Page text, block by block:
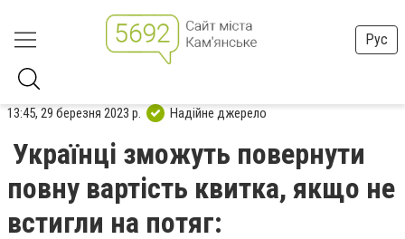
Рус
13:45, 29 березня 2023 р. Надійне джерело
Українці зможуть повернути
повну вартість квитка, якщо не
встигли на потяг: